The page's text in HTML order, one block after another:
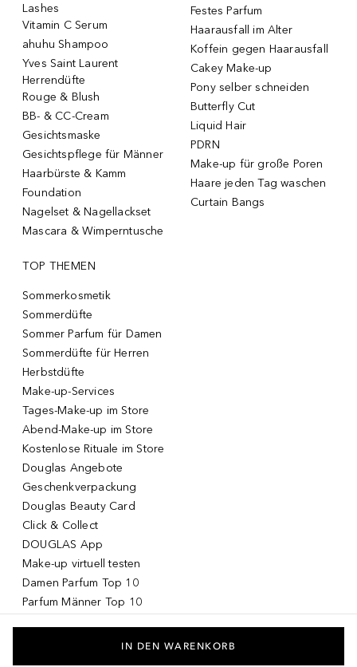
Lashes
Vitamin C Serum
ahuhu Shampoo
Yves Saint Laurent
Herrendüfte
Rouge & Blush
BB- & CC-Cream
Gesichtsmaske
Gesichtspflege für Männer
Haarbürste & Kamm
Foundation
Nagelset & Nagellackset
Mascara & Wimperntusche
Festes Parfum
Haarausfall im Alter
Koffein gegen Haarausfall
Cakey Make-up
Pony selber schneiden
Butterfly Cut
Liquid Hair
PDRN
Make-up für große Poren
Haare jeden Tag waschen
Curtain Bangs
TOP THEMEN
Sommerkosmetik
Sommerdüfte
Sommer Parfum für Damen
Sommerdüfte für Herren
Herbstdüfte
Make-up-Services
Tages-Make-up im Store
Abend-Make-up im Store
Kostenlose Rituale im Store
Douglas Angebote
Geschenkverpackung
Douglas Beauty Card
Click & Collect
DOUGLAS App
Make-up virtuell testen
Damen Parfum Top 10
Parfum Männer Top 10
Koreanische KosmetikIN DEN WARENKORB